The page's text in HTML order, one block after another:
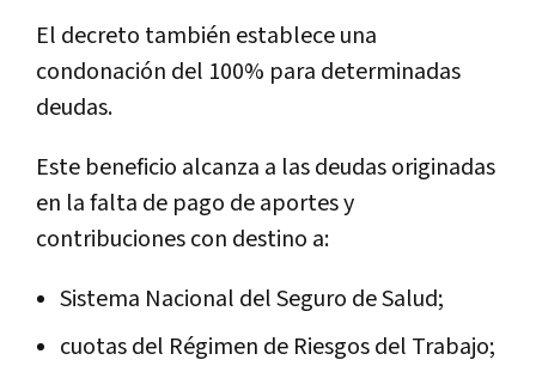
El decreto también establece una
condonación del 100% para determinadas
deudas.
Este beneficio alcanza a las deudas originadas
en la falta de pago de aportes y
contribuciones con destino a:
Sistema Nacional del Seguro de Salud;
cuotas del Régimen de Riesgos del Trabajo;